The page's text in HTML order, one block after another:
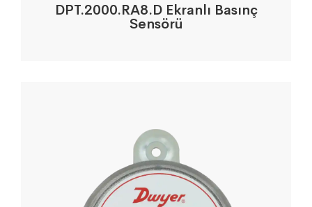
DPT.2000.RA8.D Ekranlı Basınç
Sensörü